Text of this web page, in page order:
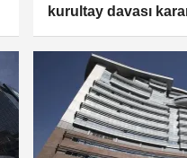
kurultay davası